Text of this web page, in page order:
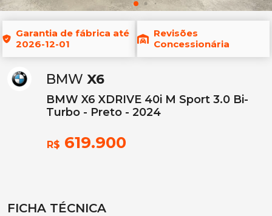
Garantia de fábrica até
2026-12-01
Revisões
Concessionária
BMW X6
BMW X6 XDRIVE 40i M Sport 3.0 Bi-
Turbo - Preto - 2024
R$ 619.900
FICHA TÉCNICA